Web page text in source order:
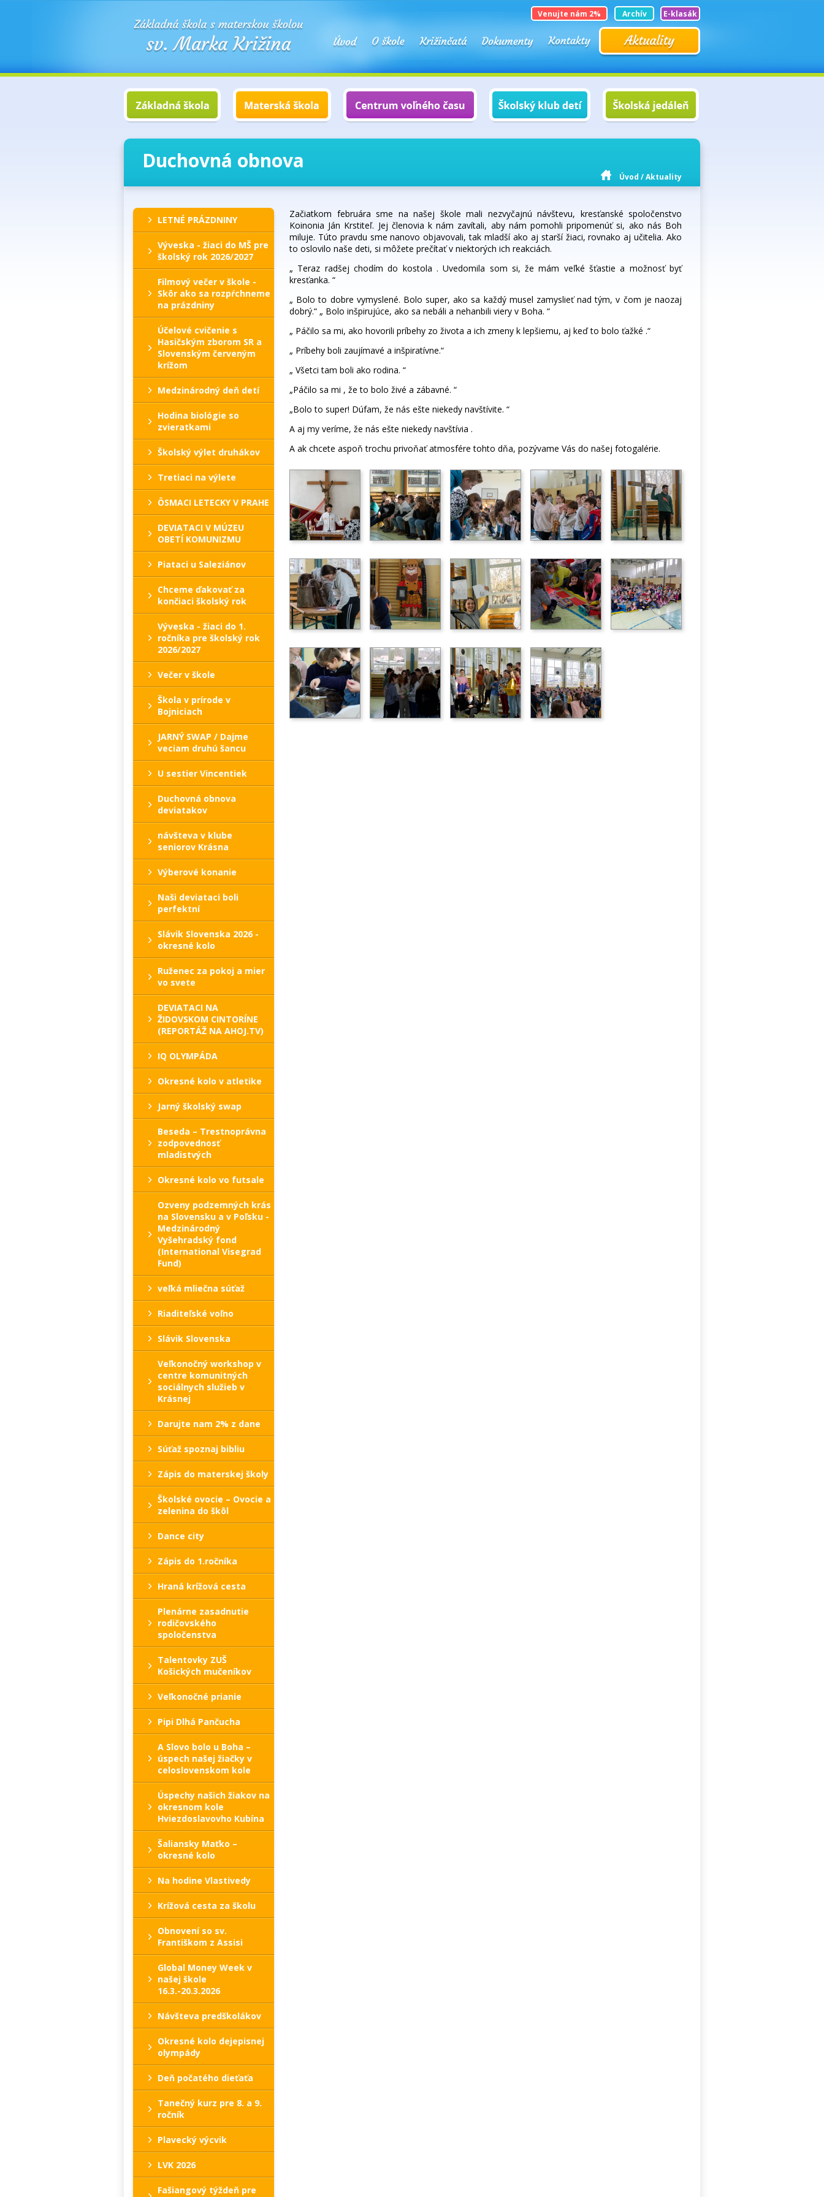
Archív E-klasák
Venujte nám 2%
Duchovná obnova
Úvod /Aktuality
LETNÉ PRÁZDNINY
Výveska - žiaci do MŠ pre
školský rok 2026/2027
Filmový večer v škole -
Skôr ako sa rozpŕchneme
na prázdniny
Účelové cvičenie s
Hasičským zborom SR a
Slovenským červeným
krížom
Medzinárodný deň detí
Hodina biológie so
zvieratkami
Školský výlet druhákov
Tretiaci na výlete
ÔSMACI LETECKY V PRAHE
DEVIATACI V MÚZEU
OBETÍ KOMUNIZMU
Piataci u Saleziánov
Chceme ďakovať za
končiaci školský rok
Výveska - žiaci do 1.
ročníka pre školský rok
2026/2027
Večer v škole
Škola v prírode v
Bojniciach
JARNÝ SWAP / Dajme
veciam druhú šancu
U sestier Vincentiek
Duchovná obnova
deviatakov
návšteva v klube
seniorov Krásna
Výberové konanie
Naši deviataci boli
perfektní
Slávik Slovenska 2026 -
okresné kolo
Ruženec za pokoj a mier
vo svete
DEVIATACI NA
ŽIDOVSKOM CINTORÍNE
(REPORTÁŽ NA AHOJ.TV)
IQ OLYMPÁDA
Okresné kolo v atletike
Jarný školský swap
Beseda – Trestnoprávna
zodpovednosť
mladistvých
Okresné kolo vo futsale
Ozveny podzemných krás
na Slovensku a v Poľsku -
Medzinárodný
Vyšehradský fond
(International Visegrad
Fund)
veľká mliečna súťaž
Riaditeľské voľno
Slávik Slovenska
Veľkonočný workshop v
centre komunitných
sociálnych služieb v
Krásnej
Darujte nam 2% z dane
Súťaž spoznaj bibliu
Zápis do materskej školy
Školské ovocie – Ovocie a
zelenina do škôl
Dance city
Zápis do 1.ročníka
Hraná krížová cesta
Plenárne zasadnutie
rodičovského
spoločenstva
Talentovky ZUŠ
Košických mučeníkov
Veľkonočné prianie
Pipi Dlhá Pančucha
A Slovo bolo u Boha –
úspech našej žiačky v
celoslovenskom kole
Úspechy našich žiakov na
okresnom kole
Hviezdoslavovho Kubína
Šaliansky Maťko –
okresné kolo
Na hodine Vlastivedy
Krížová cesta za školu
Obnovení so sv.
Františkom z Assisi
Global Money Week v
našej škole
16.3.-20.3.2026
Návšteva predškolákov
Okresné kolo dejepisnej
olympády
Deň počatého dieťaťa
Tanečný kurz pre 8. a 9.
ročník
Plavecký výcvik
LVK 2026
Fašiangový týždeň pre
Začiatkom februára sme na našej škole mali nezvyčajnú návštevu, kresťanské spoločenstvo
Koinonia Ján Krstiteľ. Jej členovia k nám zavítali, aby nám pomohli pripomenúť si, ako nás Boh
miluje. Túto pravdu sme nanovo objavovali, tak mladší ako aj starší žiaci, rovnako aj učitelia. Ako
to oslovilo naše deti, si môžete prečítať v niektorých ich reakciách.
„ Teraz radšej chodím do kostola . Uvedomila som si, že mám veľké šťastie a možnosť byť
kresťanka. “
„ Bolo to dobre vymyslené. Bolo super, ako sa každý musel zamyslieť nad tým, v čom je naozaj
dobrý.“ „ Bolo inšpirujúce, ako sa nebáli a nehanbili viery v Boha. “
„ Páčilo sa mi, ako hovorili príbehy zo života a ich zmeny k lepšiemu, aj keď to bolo ťažké .“
„ Príbehy boli zaujímavé a inšpiratívne.“
„ Všetci tam boli ako rodina. “
„Páčilo sa mi , že to bolo živé a zábavné. “
„Bolo to super! Dúfam, že nás ešte niekedy navštívite. “
A aj my veríme, že nás ešte niekedy navštívia .
A ak chcete aspoň trochu privoňať atmosfére tohto dňa, pozývame Vás do našej fotogalérie.